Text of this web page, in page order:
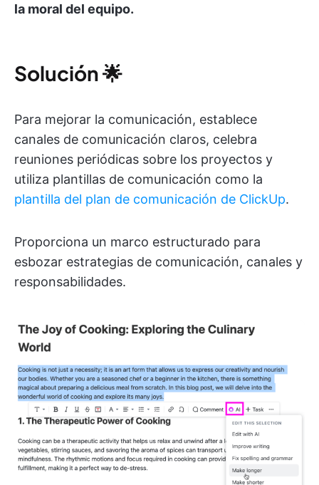
la moral del equipo.
Solución🌟
Para mejorar la comunicación, establece
canales de comunicación claros, celebra
reuniones periódicas sobre los proyectos y
utiliza plantillas de comunicación como la
plantilla del plan de comunicación de ClickUp.
Proporciona un marco estructurado para
esbozar estrategias de comunicación, canales y
responsabilidades.